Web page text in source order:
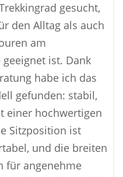
gesucht,
den Alltag als auch
am
ist. Dank
habe ich das
gefunden: stabil,
einer hochwertigen
Sitzposition ist
und die breiten
für angenehme